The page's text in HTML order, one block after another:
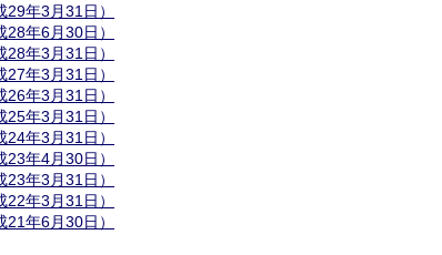
年3月31日）
年6月30日）
年3月31日）
年3月31日）
年3月31日）
年3月31日）
年3月31日）
年4月30日）
年3月31日）
年3月31日）
年6月30日）